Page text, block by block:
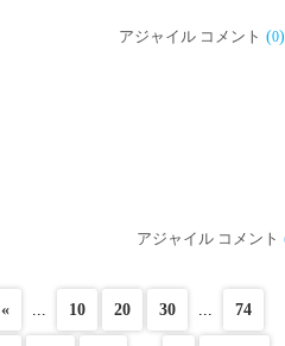
アジャイル コメント (0)
アジャイル コメント
« ... 10 20 30 ... 74